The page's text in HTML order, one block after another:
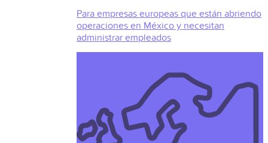
Para empresas europeas que están abriendo
operaciones en México y necesitan
administrar empleados